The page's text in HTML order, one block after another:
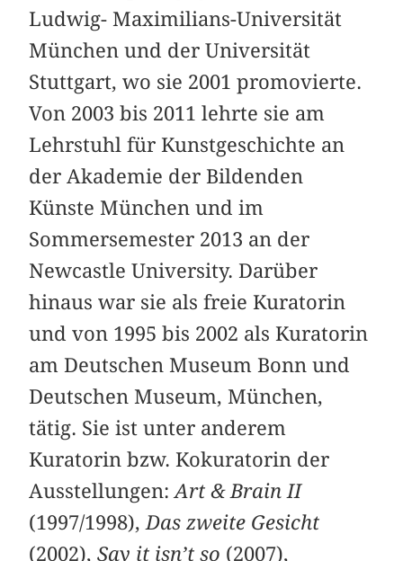
Ludwig- Maximilians-Universität
München und der Universität
Stuttgart, wo sie 2001 promovierte.
Von 2003 bis 2011 lehrte sie am
Lehrstuhl für Kunstgeschichte an
der Akademie der Bildenden
Künste München und im
Sommersemester 2013 an der
Newcastle University. Darüber
hinaus war sie als freie Kuratorin
und von 1995 bis 2002 als Kuratorin
am Deutschen Museum Bonn und
Deutschen Museum, München,
tätig. Sie ist unter anderem
Kuratorin bzw. Kokuratorin der
Ausstellungen:Art & Brain II
(1997/1998), Das zweite Gesicht
(2002),Say it isn’t so (2007),